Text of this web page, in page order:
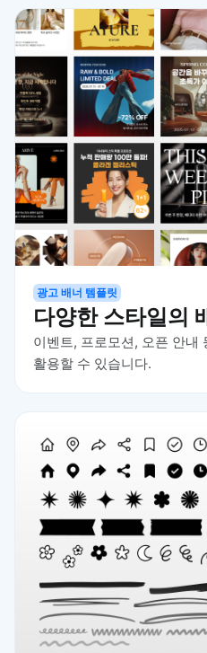
광고 배너 템플릿
다양한 스타일의
이벤트, 프로모션, 오픈 안내
활용할 수 있습니다.